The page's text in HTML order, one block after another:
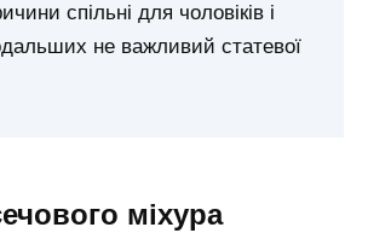
спільні для чоловіків і
не важливий статевої
міхура